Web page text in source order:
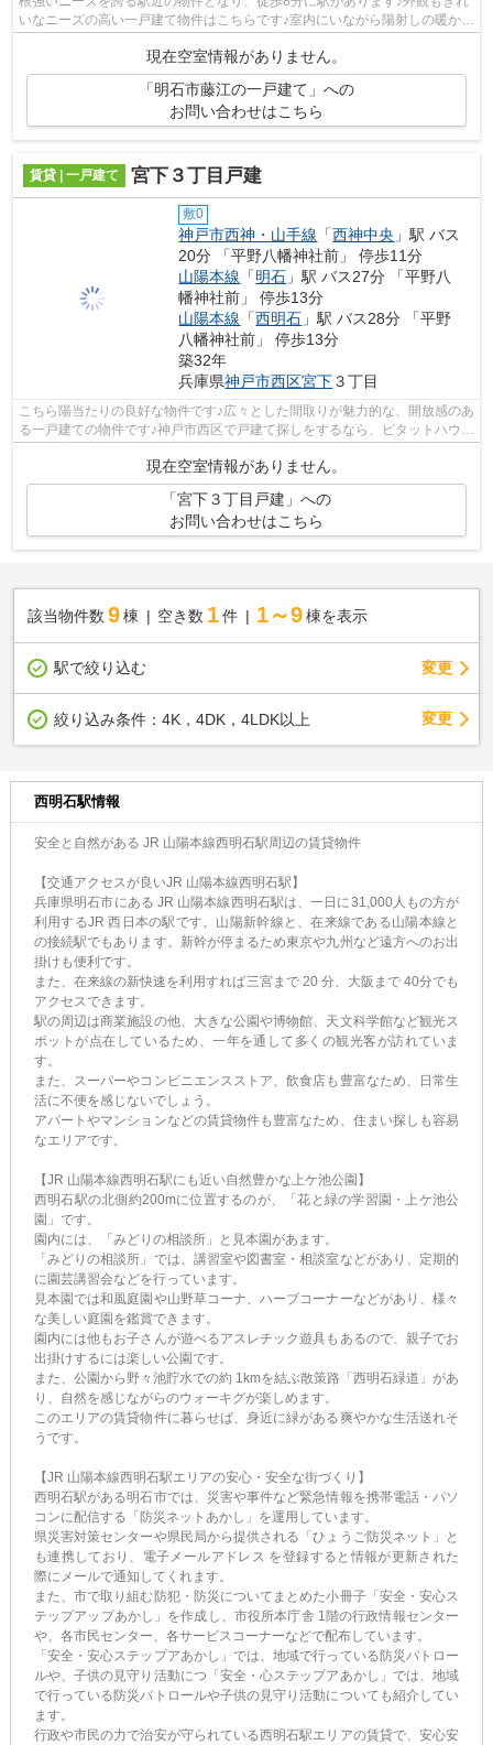
いなニーズの高い一戸建て物件はこちらです♪室内にいながら陽射しの暖かさ
現在空室情報がありません。
「明石市藤江の一戸建て」への
お問い合わせはこちら
賃貸 | 一戸建て 宮下３丁目戸建
敷0
神戸市西神・山手線 「西神中央 」駅 バス
20分 「平野八幡神社前」 停歩11分
山陽本線 「明石 」駅 バス27分 「平野八
幡神社前」 停歩13分
山陽本線 「西明石 」駅 バス28分 「平野
八幡神社前」 停歩13分
築32年
兵庫県神戸市西区宮下３丁目
こちら陽当たりの良好な物件です♪広々とした間取りが魅力的な、開放感のあ
る一戸建ての物件です♪神戸市西区で戸建て探しをするなら、ピタットハウス
西明石店ＡＢＣにお任せください♪当...
現在空室情報がありません。
「宮下３丁目戸建」への
お問い合わせはこちら
該当物件数 9棟 空き数 1 件 1～9 棟を表示
駅で絞り込む 変更
絞り込み条件： 4K，4DK，4LDK以上 変更
西明石駅情報
安全と自然がある JR 山陽本線西明石駅周辺の賃貸物件
【交通アクセスが良いJR 山陽本線西明石駅】
兵庫県明石市にある JR 山陽本線西明石駅は、一日に31,000人もの方が
利用するJR 西日本の駅です。山陽新幹線と、在来線である山陽本線と
の接続駅でもあります。新幹が停まるため東京や九州など遠方へのお出
掛けも便利です。
また、在来線の新快速を利用すれば三宮まで 20 分、大阪まで 40分でも
アクセスできます。
駅の周辺は商業施設の他、大きな公園や博物館、天文科学館など観光ス
ポットが点在しているため、一年を通して多くの観光客が訪れていま
す。
また、スーパーやコンビニエンスストア、飲食店も豊富なため、日常生
活に不便を感じないでしょう。
アパートやマンションなどの賃貸物件も豊富なため、住まい探しも容易
なエリアです。
【JR 山陽本線西明石駅にも近い自然豊かな上ケ池公園】
西明石駅の北側約200mに位置するのが、「花と緑の学習園・上ケ池公
園」です。
園内には、「みどりの相談所」と見本園があます。
「みどりの相談所」では、講習室や図書室・相談室などがあり、定期的
に園芸講習会などを行っています。
見本園では和風庭園や山野草コーナ、ハーブコーナーなどがあり、様々
な美しい庭園を鑑賞できます。
園内には他もお子さんが遊べるアスレチック遊具もあるので、親子でお
出掛けするには楽しい公園です。
また、公園から野々池貯水での約 1kmを結ぶ散策路「西明石緑道」があ
り、自然を感じながらのウォーキグが楽しめます。
このエリアの賃貸物件に暮らせば、身近に緑がある爽やかな生活送れそ
うです。
【JR 山陽本線西明石駅エリアの安心・安全な街づくり】
西明石駅がある明石市では、災害や事件など緊急情報を携帯電話・パソ
コンに配信する「防災ネットあかし」を運用しています。
県災害対策センターや県民局から提供される「ひょうご防災ネット」と
も連携しており、電子メールアドレス を登録すると情報が更新された
際にメールで通知してくれます。
また、市で取り組む防犯・防災についてまとめた小冊子「安全・安心ス
テップアップあかし」を作成し、市役所本庁舎 1階の行政情報センター
や、各市民センター、各サービスコーナーなどで配布しています。
「安全・安心ステップアあかし」では、地域で行っている防災パトロー
ルや、子供の見守り活動につ「安全・心ステップアあかし」では、地域
で行っている防災パトロールや子供の見守り活動についても紹介してい
ます。
行政や市民の力で治安が守られている西明石駅エリアの賃貸で、安心安